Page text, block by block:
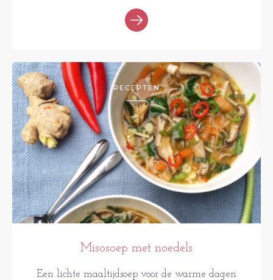
RECEPTEN
Misosoep met noedels
Een lichte maaltijdsoep voor de warme dagen